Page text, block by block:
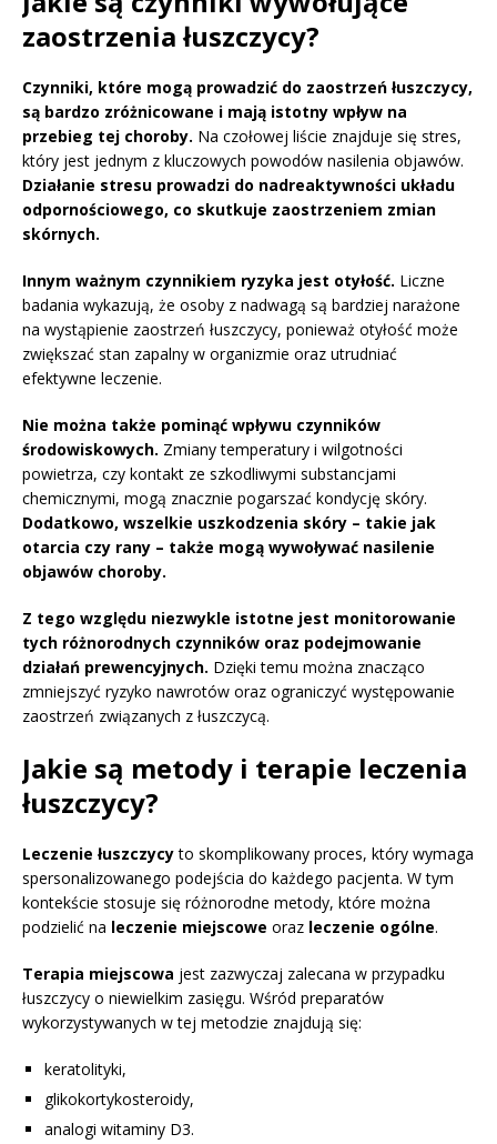
zaostrzenia łuszczycy?
Czynniki, które mogą prowadzić do zaostrzeń łuszczycy,
są bardzo zróżnicowane i mają istotny wpływ na
przebieg tej choroby. Na czołowej liście znajduje się stres,
który jest jednym z kluczowych powodów nasilenia objawów.
Działanie stresu prowadzi do nadreaktywności układu
odpornościowego, co skutkuje zaostrzeniem zmian
skórnych.
Innym ważnym czynnikiem ryzyka jest otyłość. Liczne
badania wykazują, że osoby z nadwagą są bardziej narażone
na wystąpienie zaostrzeń łuszczycy, ponieważ otyłość może
zwiększać stan zapalny w organizmie oraz utrudniać
efektywne leczenie.
Nie można także pominąć wpływu czynników
środowiskowych. Zmiany temperatury i wilgotności
powietrza, czy kontakt ze szkodliwymi substancjami
chemicznymi, mogą znacznie pogarszać kondycję skóry.
Dodatkowo, wszelkie uszkodzenia skóry – takie jak
otarcia czy rany – także mogą wywoływać nasilenie
objawów choroby.
Z tego względu niezwykle istotne jest monitorowanie
tych różnorodnych czynników oraz podejmowanie
działań prewencyjnych. Dzięki temu można znacząco
zmniejszyć ryzyko nawrotów oraz ograniczyć występowanie
zaostrzeń związanych z łuszczycą.
Jakie są metody i terapie leczenia
łuszczycy?
Leczenie łuszczycyto skomplikowany proces, który wymaga
spersonalizowanego podejścia do każdego pacjenta. W tym
kontekście stosuje się różnorodne metody, które można
podzielić na leczenie miejscowe oraz leczenie ogólne.
Terapia miejscowa jest zazwyczaj zalecana w przypadku
łuszczycy o niewielkim zasięgu. Wśród preparatów
wykorzystywanych w tej metodzie znajdują się:
keratolityki,
glikokortykosteroidy,
analogi witaminy D3.